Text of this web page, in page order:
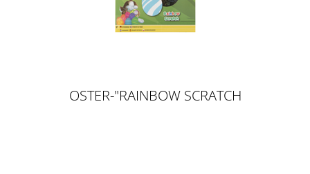
OSTER-"RAINBOW SCRATCH